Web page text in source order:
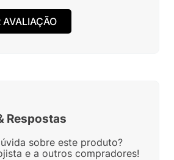
AVALIAÇÃO
Respostas
sobre este produto?
e a outros compradores!